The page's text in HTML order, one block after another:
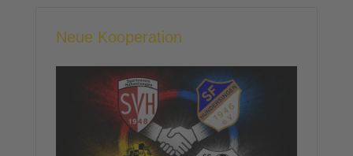
Neue Kooperation